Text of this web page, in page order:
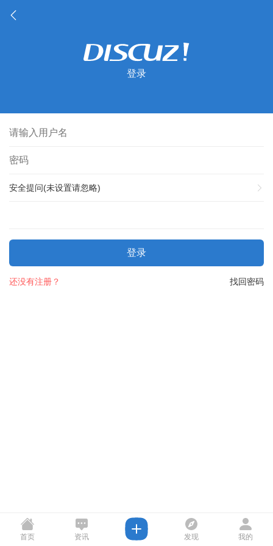
登录
安全提问(未设置请忽略)
登录
找回密码
还没有注册？
首页 资讯 发现 我的